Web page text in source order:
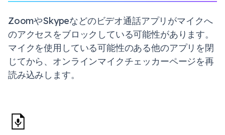
ZoomやSkypeなどのビデオ通話アプリがマイクへ
のアクセスをブロックしている可能性があります。
マイクを使用している可能性のある他のアプリを閉
じてから、オンラインマイクチェッカーページを再
読み込みします。